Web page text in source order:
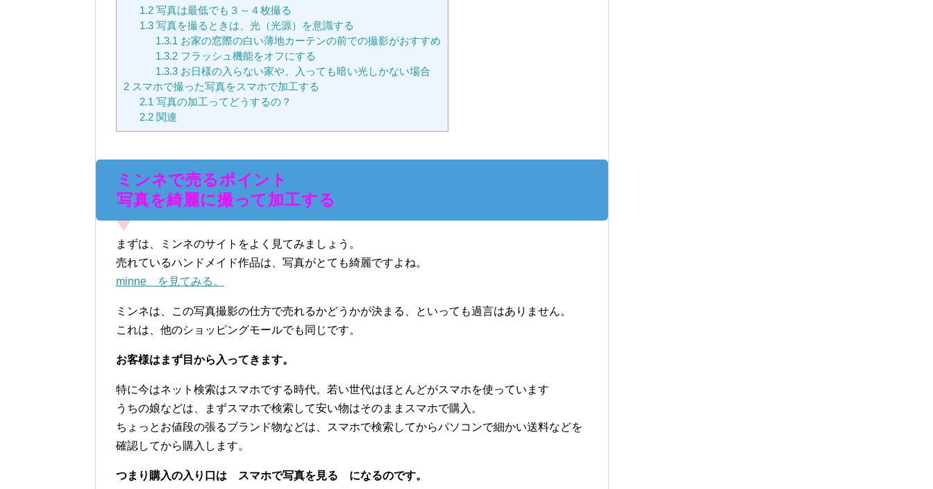
1.2写真は最低でも３～４枚撮る
1.3写真を撮るときは、光（光源）を意識する
1.3.1 お家の窓際の白い薄地カーテンの前での撮影がおすすめ
1.3.2フラッシュ機能をオフにする
1.3.3お日様の入らない家や、入っても暗い光しかない場合
2 スマホで撮った写真をスマホで加工する
2.1 写真の加工ってどうするの？
2.2関連
ミンネで売るポイント
写真を綺麗に撮って加工する
まずは、ミンネのサイトをよく見てみましょう。
売れているハンドメイド作品は、写真がとても綺麗ですよね。
minne を見てみる。
ミンネは、この写真撮影の仕方で売れるかどうかが決まる、といっても過言はありません。
これは、他のショッピングモールでも同じです。
お客様はまず目から入ってきます。
特に今はネット検索はスマホでする時代。若い世代はほとんどがスマホを使っています
うちの娘などは、まずスマホで検索して安い物はそのままスマホで購入。
ちょっとお値段の張るブランド物などは、スマホで検索してからパソコンで細かい送料などを
確認してから購入します。
つまり購入の入り口は スマホで写真を見る になるのです。